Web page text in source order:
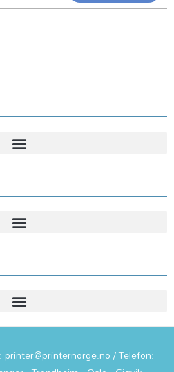
printer@printernorge.no / Telefon: